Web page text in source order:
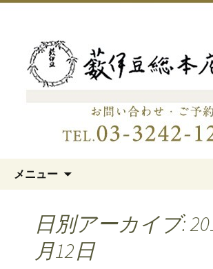
日本橋の老舗蕎麦屋
本店」
メニュー
日別アーカイブ:
月12日